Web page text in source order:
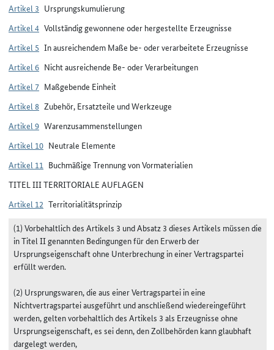
Artikel 3 Ursprungskumulierung
Artikel 4 Vollständig gewonnene oder hergestellte Erzeugnisse
Artikel 5 In ausreichendem Maße be- oder verarbeitete Erzeugnisse
Artikel 6 Nicht ausreichende Be- oder Verarbeitungen
Artikel 7 Maßgebende Einheit
Artikel 8 Zubehör, Ersatzteile und Werkzeuge
Artikel 9 Warenzusammenstellungen
Artikel 10 Neutrale Elemente
Artikel 11 Buchmäßige Trennung von Vormaterialien
TITEL III TERRITORIALE AUFLAGEN
Artikel 12 Territorialitätsprinzip
(1) Vorbehaltlich des Artikels 3 und Absatz 3 dieses Artikels müssen die
in Titel II genannten Bedingungen für den Erwerb der
Ursprungseigenschaft ohne Unterbrechung in einer Vertragspartei
erfüllt werden.
(2) Ursprungswaren, die aus einer Vertragspartei in eine
Nichtvertragspartei ausgeführt und anschließend wiedereingeführt
werden, gelten vorbehaltlich des Artikels 3 als Erzeugnisse ohne
Ursprungseigenschaft, es sei denn, den Zollbehörden kann glaubhaft
dargelegt werden,